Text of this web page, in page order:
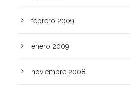
febrero 2009
enero 2009
noviembre 2008